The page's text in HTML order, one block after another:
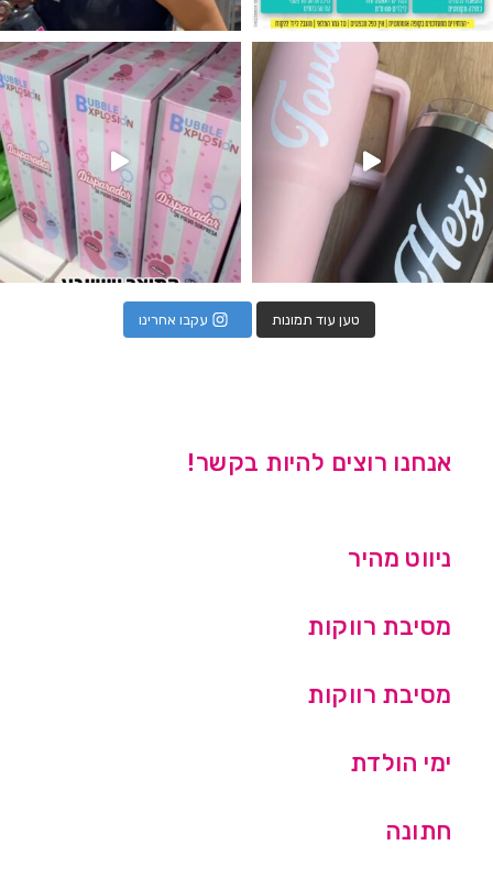
מטף לגילוי מין העובר חזר למלא
טען עוד תמונות עקבו אחרינו
אנחנו רוצים להיות בקשר!
ניווט מהיר
מסיבת רווקות
מסיבת רווקות
ימי הולדת
חתונה